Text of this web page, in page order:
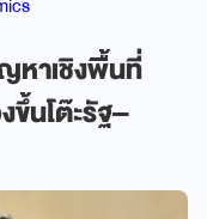
หาเชิงพื้นที่
ขึ้นโต๊ะรัฐ–